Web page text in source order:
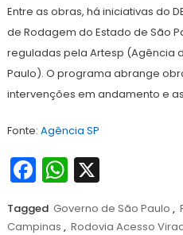
Entre as obras, há iniciativas do
de Rodagem do Estado de São
reguladas pela Artesp (Agência
Paulo). O programa abrange
intervenções em andamento e
Fonte: Agência SP
Facebook
WhatsApp
X
Tagged Governo de São Paulo ,
Campinas , Rodovia Acesso